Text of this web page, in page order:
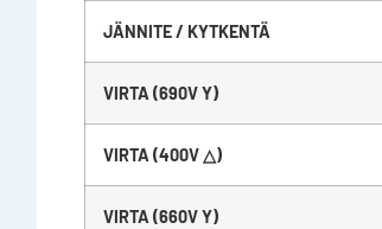
JÄNNITE / KYTKENTÄ
VIRTA (690V Y)
VIRTA (400V △)
VIRTA (660V Y)